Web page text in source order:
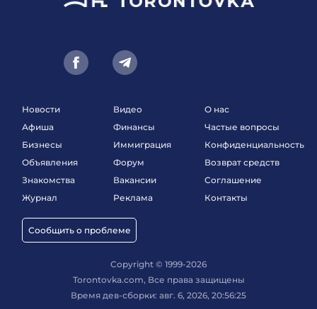
Новости
Афиша
Бизнесы
Объявления
Знакомства
Журнал
Сообщить о проблеме
Видео
Финансы
Иммиграция
Форум
Вакансии
Реклама
О нас
Частые вопросы
Конфиденциальность
Возврат средств
Соглашение
Контакты
Copyright © 1999-2026
Torontovka.com, Все права защищены
Время дев-сборки: авг. 6, 2026, 20:56:25